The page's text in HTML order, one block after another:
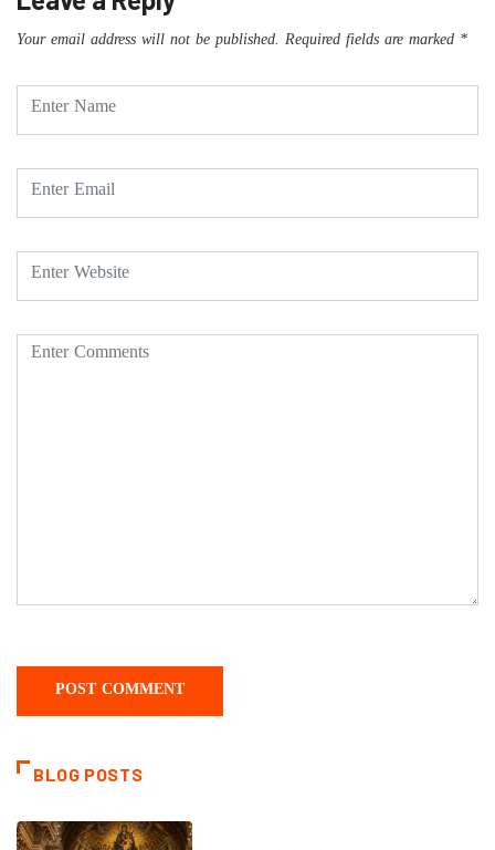
Your email address will not be published. Required fields are marked *
BLOG POSTS